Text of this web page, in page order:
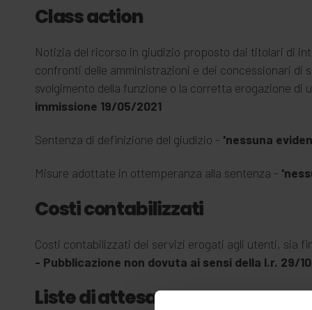
Class action
Notizia del ricorso in giudizio proposto dai titolari di
confronti delle amministrazioni e dei concessionari
svolgimento della funzione o la corretta erogazione di
immissione 19/05/2021
Sentenza di definizione del giudizio - 'nessuna
Misure adottate in ottemperanza alla sentenza -
Costi contabilizzati
Costi contabilizzati dei servizi erogati agli utenti, sia
- Pubblicazione non dovuta ai sensi della l.r. 29/
Liste di attesa